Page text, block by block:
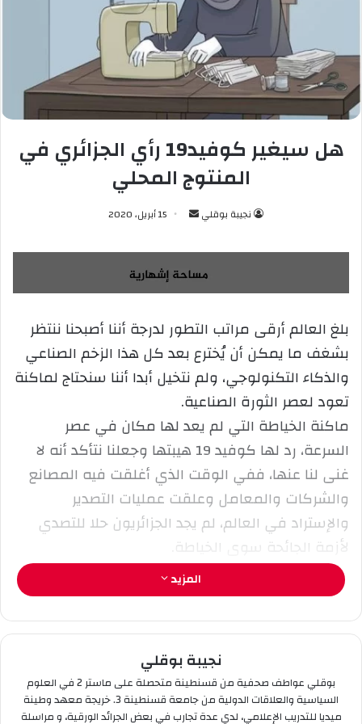
هل سيغير كوفيد19 رأي الجزائري في
المنتوج المحلي
نجيبة بوقلي
س
ل
ب
ي
د
ا
ل
ك
ت
ن
ي
15 أبريل، 2020
بلغ العالم أرقى مراتب التطور لدرجة أننا أصبحنا ننتظر
بشغف ما يمكن أن يُخترع بعد كل هذا الزخم الصناعي
والذكاء التكنولوجي، ولم نتخيل أبدا أننا سنحتاج لماكنة
تعود لعصر الثورة الصناعية.
ماكنة الخياطة التي لم يعد لها مكان في عصر
السرعة، رد لها كوفيد 19 هيبتها وجعلنا نتأكد أنه لا
غنى لنا عنها، ففي الوقت الذي أغلقت فيه المصانع
والشركات والمعامل وعلقت عمليات التصدير
والإستراد في العالم، لم يجد الجزائريون حلا للتصدي
لأزمة الجائحة سوى الخياطة.
الكمامات والألبسة الواقية التي لم تصنع يوما في
البلاد بشهادة العديد من الأطباء والمهنين في مجال
الصحة، حيث كانت تستورد من بلدان أخرى، أصبحت تنتج
خريجي معاهد تكوين، وحتى من السجناء الذين أرادوا
المساهمة في مد يد العون من أجل تفادي إنتشار
عدوى فيروس كورونا، مثلما حدث في سجن تيجلابين
المزيد
نجيبة بوقلي
بوقلي عواطف صحفية من قسنطينة متحصلة على ماستر 2 في العلوم
السياسية والعلاقات الدولية من جامعة قسنطينة 3. خريجة معهد وطينة
ميديا للتدريب الإعلامي، لدي عدة تجارب في بعض الجرائد الورقية، و مراسلة